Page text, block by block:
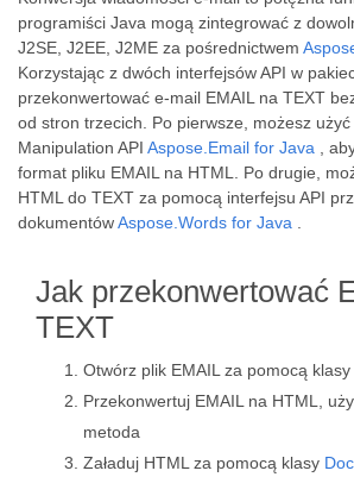
programiści Java mogą zintegrować z
J2SE, J2EE, J2ME za pośrednictwem
Korzystając z dwóch interfejsów API w
przekonwertować e-mail EMAIL na TEXT
od stron trzecich. Po pierwsze, możesz
Manipulation API Aspose.Email for Java ,
format pliku EMAIL na HTML. Po drugie,
HTML do TEXT za pomocą interfejsu API
dokumentówAspose.Words for Java
Jak przekonwertować
TEXT
Otwórz plik EMAIL za pomocą klasy
Przekonwertuj EMAIL na HTML,
metoda
Załaduj HTML za pomocą klasy